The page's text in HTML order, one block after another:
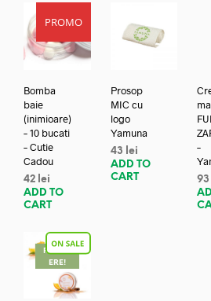
PROMO
Bomba
baie
(inimioare)
– 10 bucati
– Cutie
Cadou
42 lei
ADD TO
CART
Prosop
MIC cu
logo
Yamuna
43
lei
ADD TO
CART
–
93
REDUC
ERE!